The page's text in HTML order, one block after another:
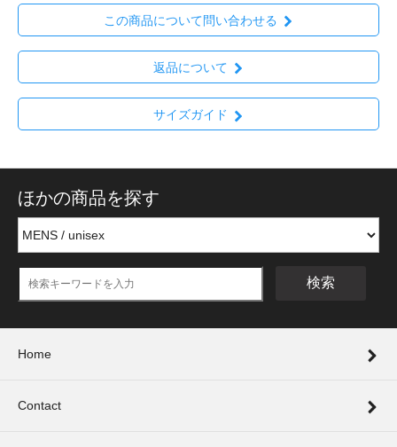
この商品について問い合わせる
返品について
サイズガイド
ほかの商品を探す
検索
Home
Contact